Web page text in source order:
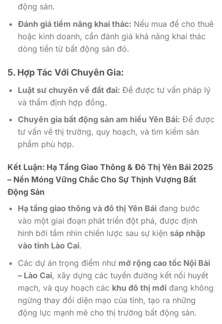
động sản.
Đánh giá tiềm năng khai thác: Nếu mua để cho thuê
hoặc kinh doanh, cần đánh giá khả năng khai thác
dòng tiền từ bất động sản đó.
5. Hợp Tác Với Chuyên Gia:
Luật sư chuyên về đất đai: Để được tư vấn pháp lý
và thẩm định hợp đồng.
Chuyên gia bất động sản am hiểu Yên Bái: Để được
tư vấn về thị trường, quy hoạch, và tìm kiếm sản
phẩm phù hợp.
Kết Luận: Hạ Tầng Giao Thông & Đô Thị Yên Bái 2025
– Nền Móng Vững Chắc Cho Sự Thịnh Vượng Bất
Động Sản
Hạ tầng giao thông và đô thị Yên Báiđang bước
vào một giai đoạn phát triển đột phá, được định
hình bởi tầm nhìn chiến lược sau sự kiện sáp nhập
vào tỉnh Lào Cai.
Các dự án trọng điểm như mở rộng cao tốc Nội Bài
– Lào Cai, xây dựng các tuyến đường kết nối huyết
mạch, và quy hoạch các khu đô thị mớiđang không
ngừng thay đổi diện mạo của tỉnh, tạo ra những
động lực mạnh mẽ cho thị trường bất động sản.